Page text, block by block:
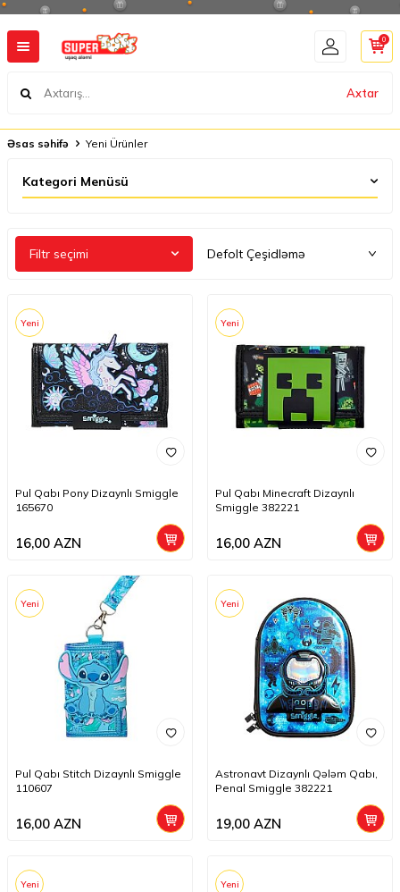
Axtar
0
Əsas səhifə Yeni Ürünler
Kategori Menüsü
Filtr seçimi
Yeni
Pul Qabı Pony Dizaynlı Smiggle
165670
16,00 AZN
Yeni
Pul Qabı Minecraft Dizaynlı
Smiggle 382221
16,00 AZN
Yeni
Pul Qabı Stitch Dizaynlı Smiggle
110607
16,00 AZN
Yeni
Astronavt Dizaynlı Qələm Qabı,
Penal Smiggle 382221
19,00 AZN
Yeni Yeni